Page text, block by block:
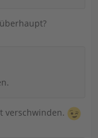
verschwinden.